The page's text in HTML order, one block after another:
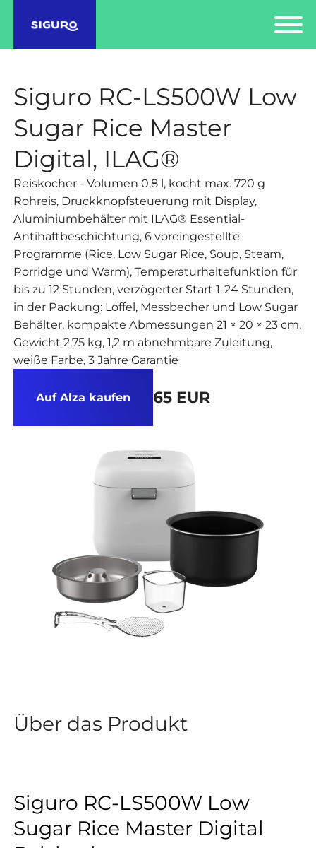
Siguro RC-LS500W Low
Sugar Rice Master
Digital, ILAG®
Reiskocher - Volumen 0,8 l, kocht max. 720 g
Rohreis, Druckknopfsteuerung mit Display,
Aluminiumbehälter mit ILAG® Essential-
Antihaftbeschichtung, 6 voreingestellte
Programme (Rice, Low Sugar Rice, Soup, Steam,
Porridge und Warm), Temperaturhaltefunktion für
bis zu 12 Stunden, verzögerter Start 1-24 Stunden,
in der Packung: Löffel, Messbecher und Low Sugar
Behälter, kompakte Abmessungen 21 × 20 × 23 cm,
Gewicht 2,75 kg, 1,2 m abnehmbare Zuleitung,
weiße Farbe, 3 Jahre Garantie
Auf Alza kaufen 65 EUR
Über das Produkt
Siguro RC-LS500W Low
Sugar Rice Master Digital